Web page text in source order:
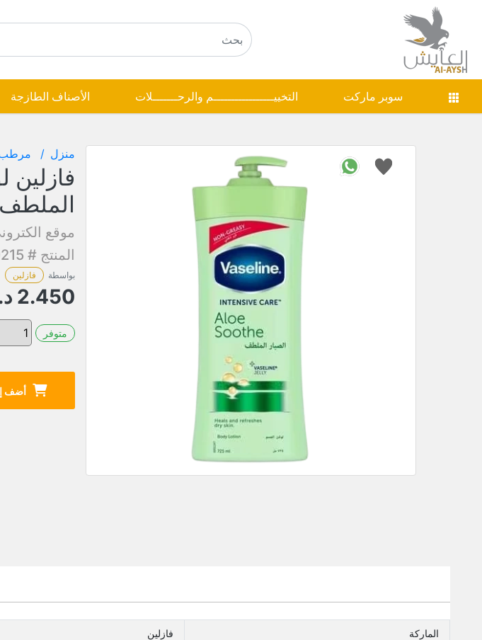
سوبر ماركت التخييـــــــــــــــــم والرحـــــــلات الأصناف الطازجة
منزل مرطب
الملطف 725 مل
موقع الكتروني #
المنتج # 1900000215
بواسطة فازلين
2.450
متوفر
أضف
الماركة فازلين